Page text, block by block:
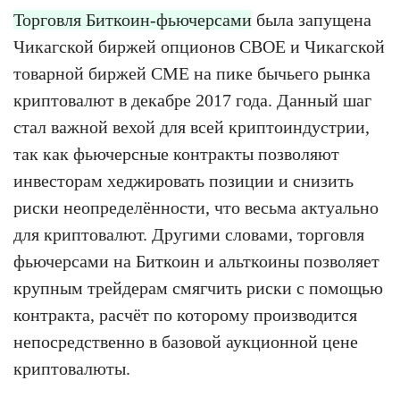
Торговля Биткоин-фьючерсами была запущена
Чикагской биржей опционов CBOE и Чикагской
товарной биржей CME на пике бычьего рынка
криптовалют в декабре 2017 года. Данный шаг
стал важной вехой для всей криптоиндустрии,
так как фьючерсные контракты позволяют
инвесторам хеджировать позиции и снизить
риски неопределённости, что весьма актуально
для криптовалют. Другими словами, торговля
фьючерсами на Биткоин и альткоины позволяет
крупным трейдерам смягчить риски с помощью
контракта, расчёт по которому производится
непосредственно в базовой аукционной цене
криптовалюты.